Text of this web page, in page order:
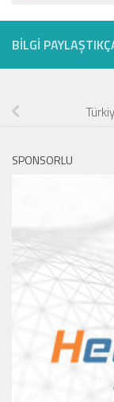
BILGI
SPONSORLU